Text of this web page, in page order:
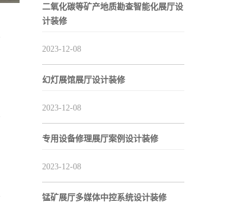
二氧化碳等矿产地质勘查智能化展厅设
计装修
2023-12-08
幻灯展馆展厅设计装修
2023-12-08
专用设备修理展厅案例设计装修
2023-12-08
锰矿展厅多媒体中控系统设计装修